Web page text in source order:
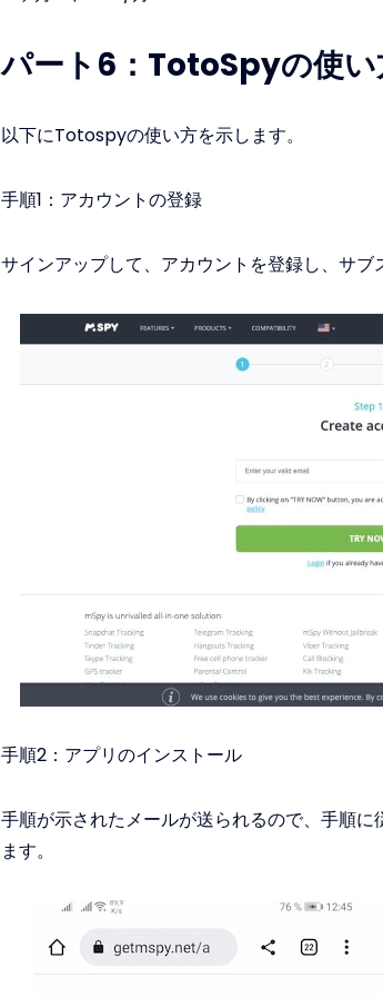
パート6：TotoSpyの使い
以下にTotospyの使い方を示します。
手順1：アカウントの登録
サインアップして、アカウントを登録し、サ
手順2：アプリのインストール
手順が示されたメールが送られるので、手順
ます。